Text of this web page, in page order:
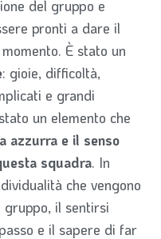
del gruppo e
pronti a dare il
È stato un
: gioie, difficoltà,
e grandi
un elemento che
azzurra e il senso
squadra. In
che vengono
il sentirsi
e il sapere di far